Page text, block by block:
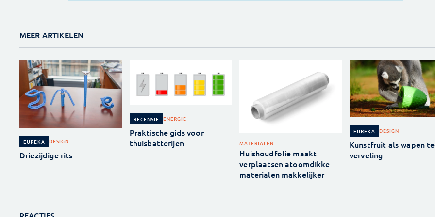
MEER ARTIKELEN
EUREKA DESIGN
Driezijdige rits
RECENSIE ENERGIE
Praktische gids voor
thuisbatterijen
MATERIALEN
Huishoudfolie maakt
verplaatsen atoomdikke
materialen makkelijker
EUREKA DESIGN
Kunstfruit als wapen
verveling